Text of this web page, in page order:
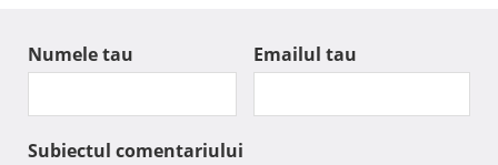
Numele tau Emailul tau
Subiectul comentariului